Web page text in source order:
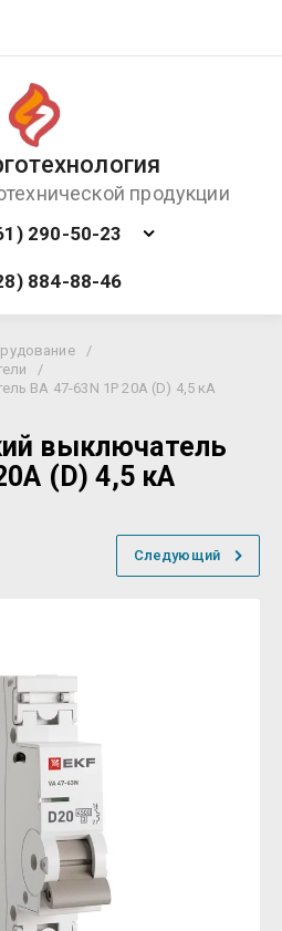
продукции
290-50-23
884-88-46
/
/
ВА 47-63N 1P 20А (D) 4,5 кА
выключатель
(D) 4,5 кА
Следующий